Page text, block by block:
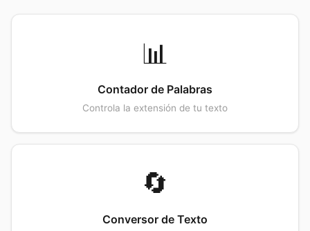
📊
Contador de Palabras
Controla la extensión de tu texto
🔄
Conversor de Texto